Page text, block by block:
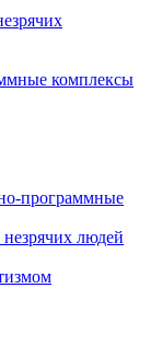
комплексы
программные
людей